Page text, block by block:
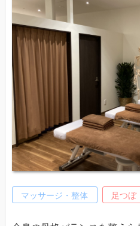
マッサージ・整体 足つぼ